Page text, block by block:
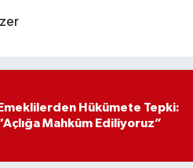
Emeklilerden Hükümete Tepki:
Mahkûm Ediliyoruz”